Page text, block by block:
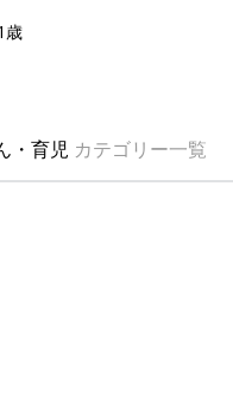
歳
・育児 カテゴリー一覧